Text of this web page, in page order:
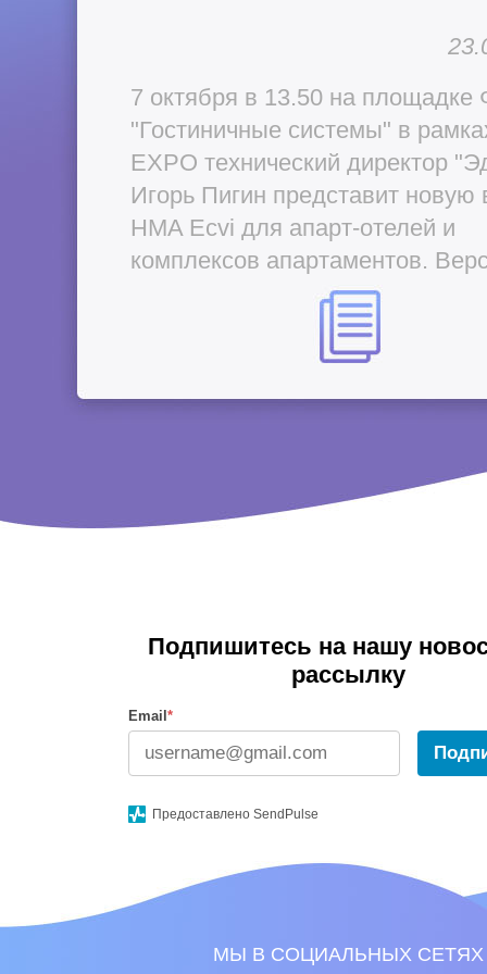
7 октября в 13.50 на площадке
"Гостиничные системы" в
EXPO технический директор
Игорь Пигин представит новую
HMA Ecvi для апарт-отелей и
комплексов апартаментов.
разработана в сотрудничестве
базе многолетнего опыта
рынка - управляющей компании
Подпишитесь на нашу
рассылку
Email *
Предоставлено SendPulse